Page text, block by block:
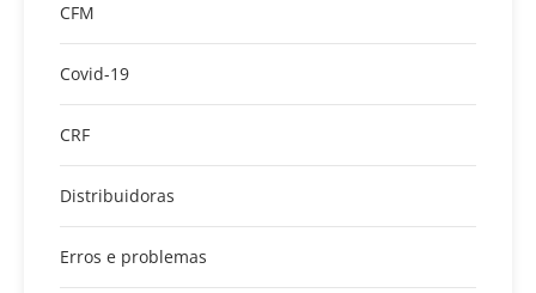
CFM
Covid-19
CRF
Distribuidoras
Erros e problemas